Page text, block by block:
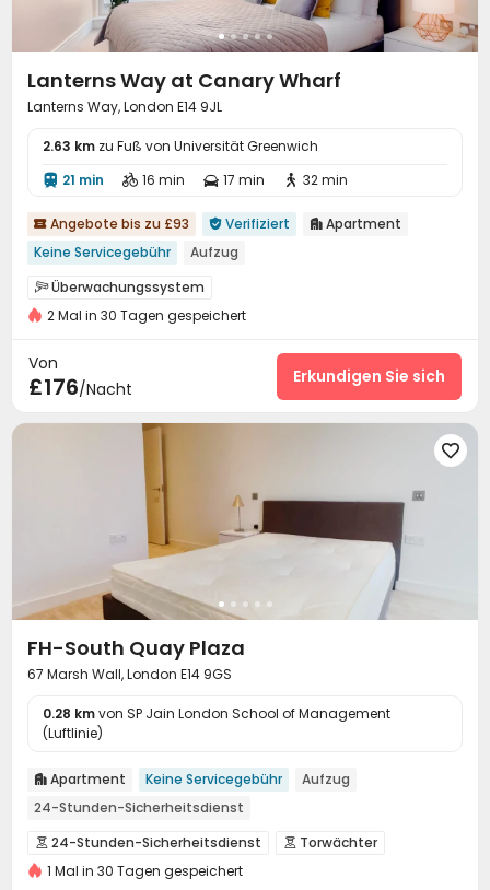
Lanterns Way at Canary Wharf
Lanterns Way, London E14 9JL
2.63 km zu Fuß von Universität Greenwich
 21 min  16 min  17 min  32 min
 Angebote bis zu £93  Verifiziert  Apartment
Keine Servicegebühr
Aufzug
Überwachungssystem
 24-Stunden-Sicherheitsdienst
2 Mal in 30 Tagen gespeichert
Von
£176/Nacht
Erkundigen Sie sich

FH-South Quay Plaza
67 Marsh Wall, London E14 9GS
0.28 kmvon SP Jain London School of Management
(Luftlinie)
 Apartment Keine Servicegebühr
Aufzug
24-Stunden-Sicherheitsdienst
 24-Stunden-Sicherheitsdienst  Torwächter
Rezeption Paketannahme und -versand
1 Mal in 30 Tagen gespeichert